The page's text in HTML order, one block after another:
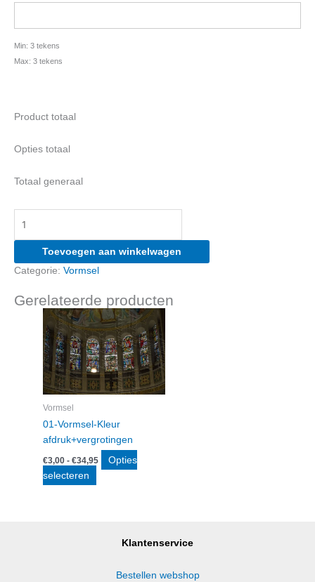
Min: 3 tekens
Max: 3 tekens
Product totaal
Opties totaal
Totaal generaal
digitaal
bestand
aantal
Toevoegen aan winkelwagen
Categorie: Vormsel
Gerelateerde producten
Vormsel
01-Vormsel-Kleur
afdruk+vergrotingen
€3,00 - €34,95 Prijsklasse:
€3,00
Opties
selecteren
Klantenservice
Bestellen webshop